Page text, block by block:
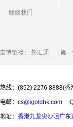
联络我们
友情链接： 外汇通 第
热线：(852) 2276 8888(
电邮： cs@igoldhk.com
地址： 香港九龙尖沙咀广